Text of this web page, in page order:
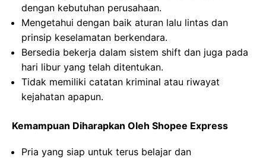
dengan kebutuhan perusahaan.
Mengetahui dengan baik aturan lalu lintas dan
prinsip keselamatan berkendara.
Bersedia bekerja dalam sistem shift dan juga pada
hari libur yang telah ditentukan.
Tidak memiliki catatan kriminal atau riwayat
kejahatan apapun.
Kemampuan Diharapkan Oleh Shopee Express
Pria yang siap untuk terus belajar dan